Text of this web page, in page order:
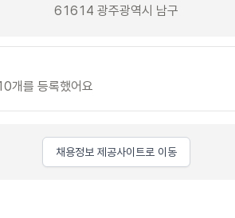
61614 광주광역시 남구
개를 등록했어요
채용정보 제공사이트로 이동